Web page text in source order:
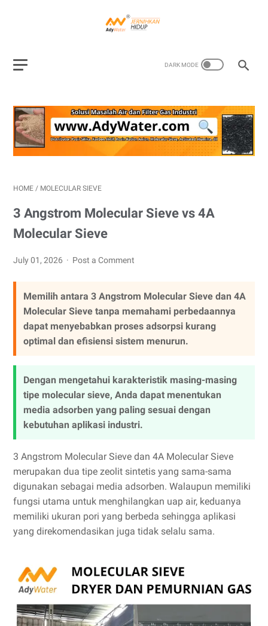
HOME / MOLECULAR SIEVE
3 Angstrom Molecular Sieve vs 4A
Molecular Sieve
July 01, 2026 Post a Comment
Memilih antara 3 Angstrom Molecular Sieve dan 4A
Molecular Sieve tanpa memahami perbedaannya
dapat menyebabkan proses adsorpsi kurang
optimal dan efisiensi sistem menurun.
Dengan mengetahui karakteristik masing-masing
tipe molecular sieve, Anda dapat menentukan
media adsorben yang paling sesuai dengan
kebutuhan aplikasi industri.
3 Angstrom Molecular Sieve dan 4A Molecular Sieve
merupakan dua tipe zeolit sintetis yang sama-sama
digunakan sebagai media adsorben. Walaupun memiliki
fungsi utama untuk menghilangkan uap air, keduanya
memiliki ukuran pori yang berbeda sehingga aplikasi
yang direkomendasikan juga tidak selalu sama.